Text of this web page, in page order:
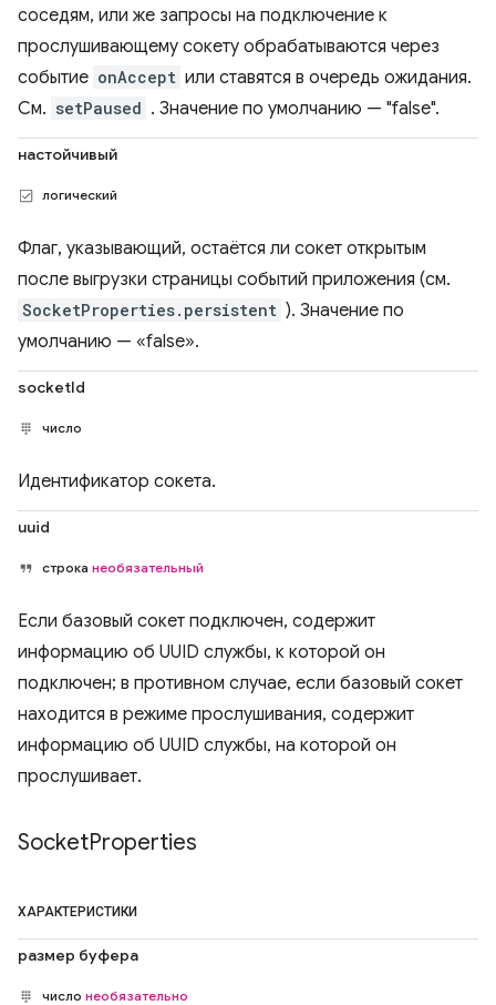
соседям, или же запросы на подключение к
прослушивающему сокету обрабатываются через
событие onAccept или ставятся в очередь ожидания.
См. setPaused . Значение по умолчанию — "false".
настойчивый
логический
Флаг, указывающий, остаётся ли сокет открытым
после выгрузки страницы событий приложения (см.
SocketProperties.persistent ). Значение по
умолчанию — «false».
socketId
число
Идентификатор сокета.
uuid
строка необязательный
Если базовый сокет подключен, содержит
информацию об UUID службы, к которой он
подключен; в противном случае, если базовый сокет
находится в режиме прослушивания, содержит
информацию об UUID службы, на которой он
прослушивает.
SocketProperties
ХАРАКТЕРИСТИКИ
размер буфера
число необязательно